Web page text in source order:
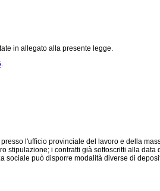
in allegato alla presente legge.
.
l'ufficio provinciale del lavoro e della
i contratti già sottoscritti alla data
può disporre modalità diverse di